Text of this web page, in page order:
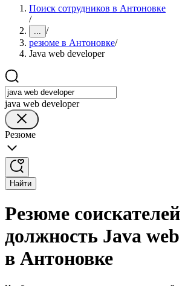
Поиск сотрудников в Антоновке
/
... /
резюме в Антоновке/
Java web developer
java web developer
Резюме
Найти
Резюме соискателей
должность Java web
в Антоновке